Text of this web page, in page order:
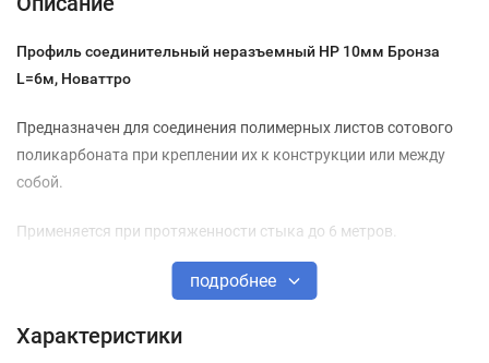
Профиль соединительный неразъемный НР 10мм Бронза
L=6м, Новаттро
Предназначен для соединения полимерных листов сотового
поликарбоната при креплении их к конструкции или между
собой.
Применяется при протяженности стыка до 6 метров.
Используется при возведении арочных, скатных и
подробнее
Характеристики